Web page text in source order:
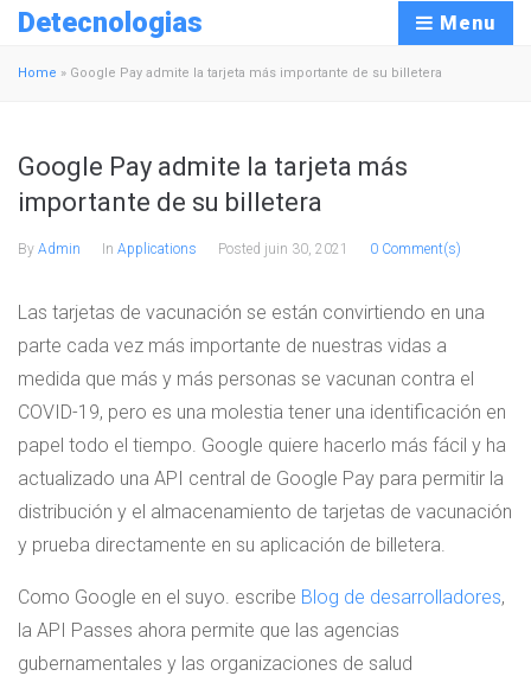
Detecnologias Menu
Home » Google Pay admite la tarjeta más importante de su billetera
Google Pay admite la tarjeta más
importante de su billetera
By Admin In Applications Posted juin 30, 2021 0 Comment(s)
Las tarjetas de vacunación se están convirtiendo en una
parte cada vez más importante de nuestras vidas a
medida que más y más personas se vacunan contra el
COVID-19, pero es una molestia tener una identificación en
papel todo el tiempo. Google quiere hacerlo más fácil y ha
actualizado una API central de Google Pay para permitir la
distribución y el almacenamiento de tarjetas de vacunación
y prueba directamente en su aplicación de billetera.
Como Google en el suyo. escribe Blog de desarrolladores,
la API Passes ahora permite que las agencias
gubernamentales y las organizaciones de salud